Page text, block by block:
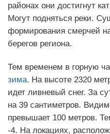
районах они достигнут
Могут подняться реки.
формирования смерчей
берегов региона.
Тем временем в горную
зима. На высоте 2320
идет ливневый снег. За
на 39 сантиметров.
превышает 100 метров.
-4. На локациях,